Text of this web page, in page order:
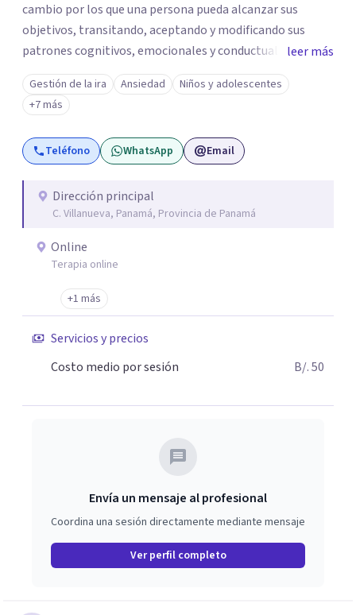
cambio por los que una persona pueda alcanzar sus
objetivos, transitando, aceptando y modificando sus
patrones cognitivos, emocionales y conductuales.
Abordo patologías específicas como trastornos de
ansiedad y del ánimo, y también crisis vitales y procesos
de crecimiento personal.
leer más
Gestión de la ira Ansiedad
Niños y adolescentes
+7 más
Teléfono WhatsApp Email
Dirección principal
C. Villanueva, Panamá, Provincia de Panamá
Online
Terapia online
+1 más
Servicios y precios
Costo medio por sesión
B/. 50
Envía un mensaje al profesional
Coordina una sesión directamente mediante mensaje
Ver perfil completo